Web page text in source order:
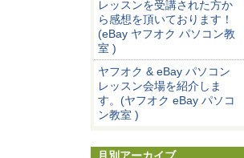
レッスンを受講された方か
ら感想を頂いております！
(eBay ヤフオク パソコン教
室 )
ヤフオク & eBay パソコン
レッスン会場を紹介しま
す。(ヤフオク eBay パソコ
ン教室 )